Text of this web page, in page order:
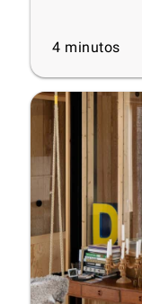
4 minutos